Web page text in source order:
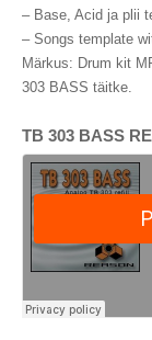
– Base , Acid ja plii
– Songs template
Märkus: Drum kit
303 BASS täitke.
TB 303 BASS